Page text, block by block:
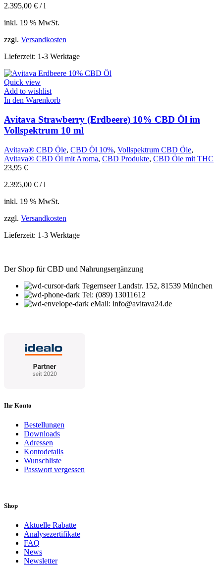
2.395,00 € /l
inkl. 19 % MwSt.
zzgl. Versandkosten
Lieferzeit: 1-3 Werktage
Quick view
Add to wishlist
In den Warenkorb
Avitava Strawberry (Erdbeere) 10% CBD Öl im
Vollspektrum 10 ml
Avitava® CBD Öle, CBD Öl 10%, Vollspektrum CBD Öle,
Avitava® CBD Öl mit Aroma, CBD Produkte, CBD Öle mit THC
23,95 €
2.395,00 € /l
inkl. 19 % MwSt.
zzgl. Versandkosten
Lieferzeit: 1-3 Werktage
Der Shop für CBD und Nahrungsergänzung
Tegernseer Landstr. 152, 81539 München
Tel: (089) 13011612
eMail: info@avitava24.de
Ihr Konto
Bestellungen
Downloads
Adressen
Kontodetails
Wunschliste
Passwort vergessen
Shop
Aktuelle Rabatte
Analysezertifikate
FAQ
News
Newsletter